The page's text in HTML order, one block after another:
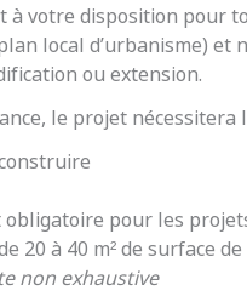
à votre disposition pour
local d’urbanisme) et
ou extension.
le projet nécessitera
pour les
20 à 40 m² de surface
non exhaustive